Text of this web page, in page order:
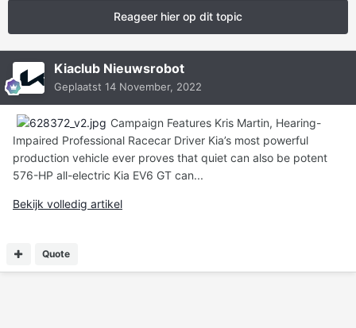
Reageer hier op dit topic
Kiaclub Nieuwsrobot
Geplaatst 14 November, 2022
Campaign Features Kris Martin, Hearing-
Impaired Professional Racecar Driver Kia’s most powerful
production vehicle ever proves that quiet can also be potent
576-HP all-electric Kia EV6 GT can...
Bekijk volledig artikel
Quote